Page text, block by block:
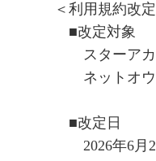
＜利用規約改
■改定対象
スターアカ
ネットオウ
■改定日
2026年6月2